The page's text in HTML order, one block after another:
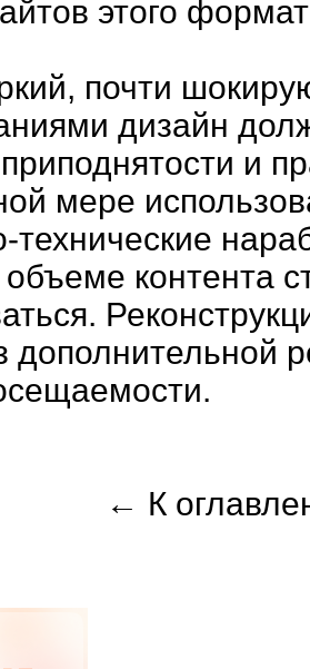
этого
почти
дизайн
и
мере
технические
контента
дополнительной
← К